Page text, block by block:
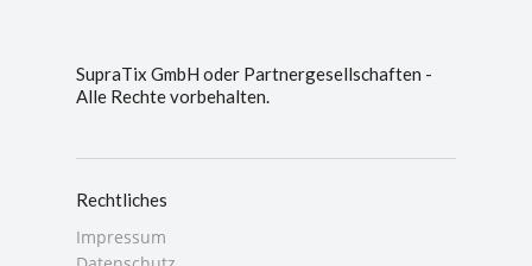
SupraTix GmbH oder Partnergesellschaften -
Alle Rechte vorbehalten.
Rechtliches
Impressum